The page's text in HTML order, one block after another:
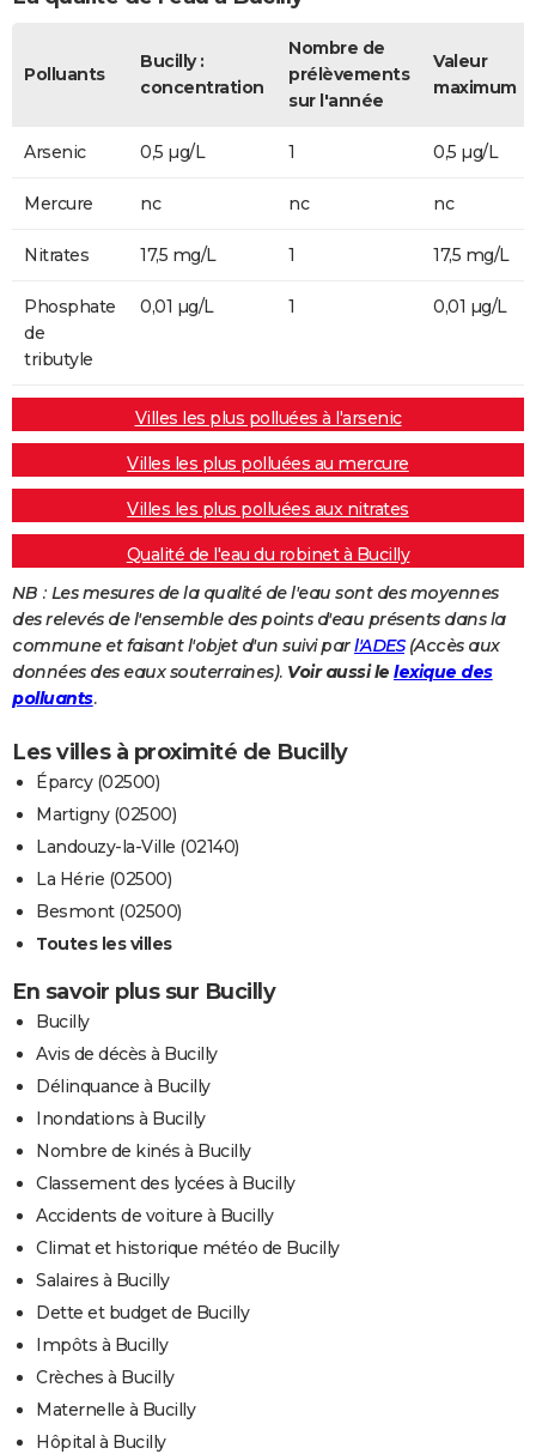
Polluants
Bucilly :
concentration
Nombre de
prélèvements
sur l'année
Valeur
maximum
Arsenic 0,5 µg/L 1 0,5 µg/L
Mercure nc nc nc
Nitrates 17,5 mg/L 1 17,5 mg/L
Phosphate
de
tributyle
0,01 µg/L 1 0,01 µg/L
Villes les plus polluées à l'arsenic
Villes les plus polluées au mercure
Villes les plus polluées aux nitrates
Qualité de l'eau du robinet à Bucilly
NB : Les mesures de la qualité de l'eau sont des moyennes
des relevés de l'ensemble des points d'eau présents dans la
commune et faisant l'objet d'un suivi parl'ADES(Accès aux
données des eaux souterraines). Voir aussi le lexique des
polluants.
Les villes à proximité de Bucilly
Éparcy (02500)
Martigny (02500)
Landouzy-la-Ville (02140)
La Hérie (02500)
Besmont (02500)
Toutes les villes
En savoir plus sur Bucilly
Bucilly
Avis de décès à Bucilly
Délinquance à Bucilly
Inondations à Bucilly
Nombre de kinés à Bucilly
Classement des lycées à Bucilly
Accidents de voiture à Bucilly
Climat et historique météo de Bucilly
Salaires à Bucilly
Dette et budget de Bucilly
Impôts à Bucilly
Crèches à Bucilly
Maternelle à Bucilly
Hôpital à Bucilly